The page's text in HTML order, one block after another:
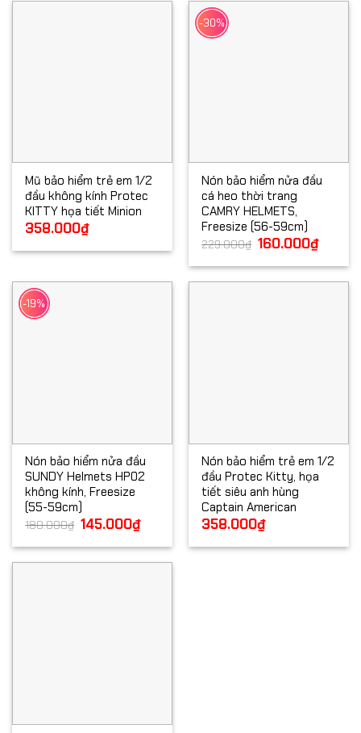
Mũ bảo hiểm trẻ em 1/2
đầu không kính Protec
KITTY họa tiết Minion
358.000₫
-30%
Nón bảo hiểm nửa đầu
cá heo thời trang
CAMRY HELMETS,
Freesize (56-59cm)
229.000₫ Giá
gốc
229.000₫.
160.000₫Giá
hiện
là:
-19%
Nón bảo hiểm nửa đầu
SUNDY Helmets HP02
không kính, Freesize
(55-59cm)
180.000₫ Giá
gốc
180.000₫.
145.000₫Giá
hiện
là:
145.000₫.
Nón bảo hiểm trẻ em 1/2
đầu Protec Kitty, họa
tiết siêu anh hùng
Captain American
358.000₫